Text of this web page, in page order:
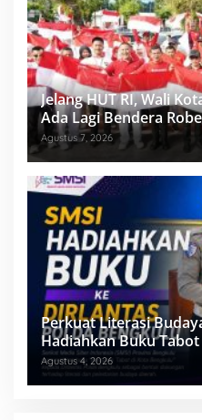
Jelang HUT RI, Wali
Ada Lagi Bendera
Agustus 7, 2026
Perkuat Literasi
Hadiahkan Buku
Agustus 4, 2026